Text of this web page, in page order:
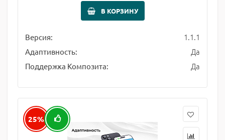
В КОРЗИНУ
Версия: 1.1.1
Адаптивность: Да
Поддержка Композита: Да
25%